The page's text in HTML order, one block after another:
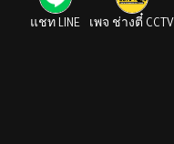
แชท LINE เพจ ช่างตี๋ CCTV